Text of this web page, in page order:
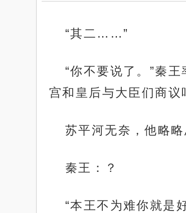
“其二……”
“你不要说了。”秦
宫和皇后与大臣们商议
苏平河无奈，他略
秦王：？
“本王不为难你就是